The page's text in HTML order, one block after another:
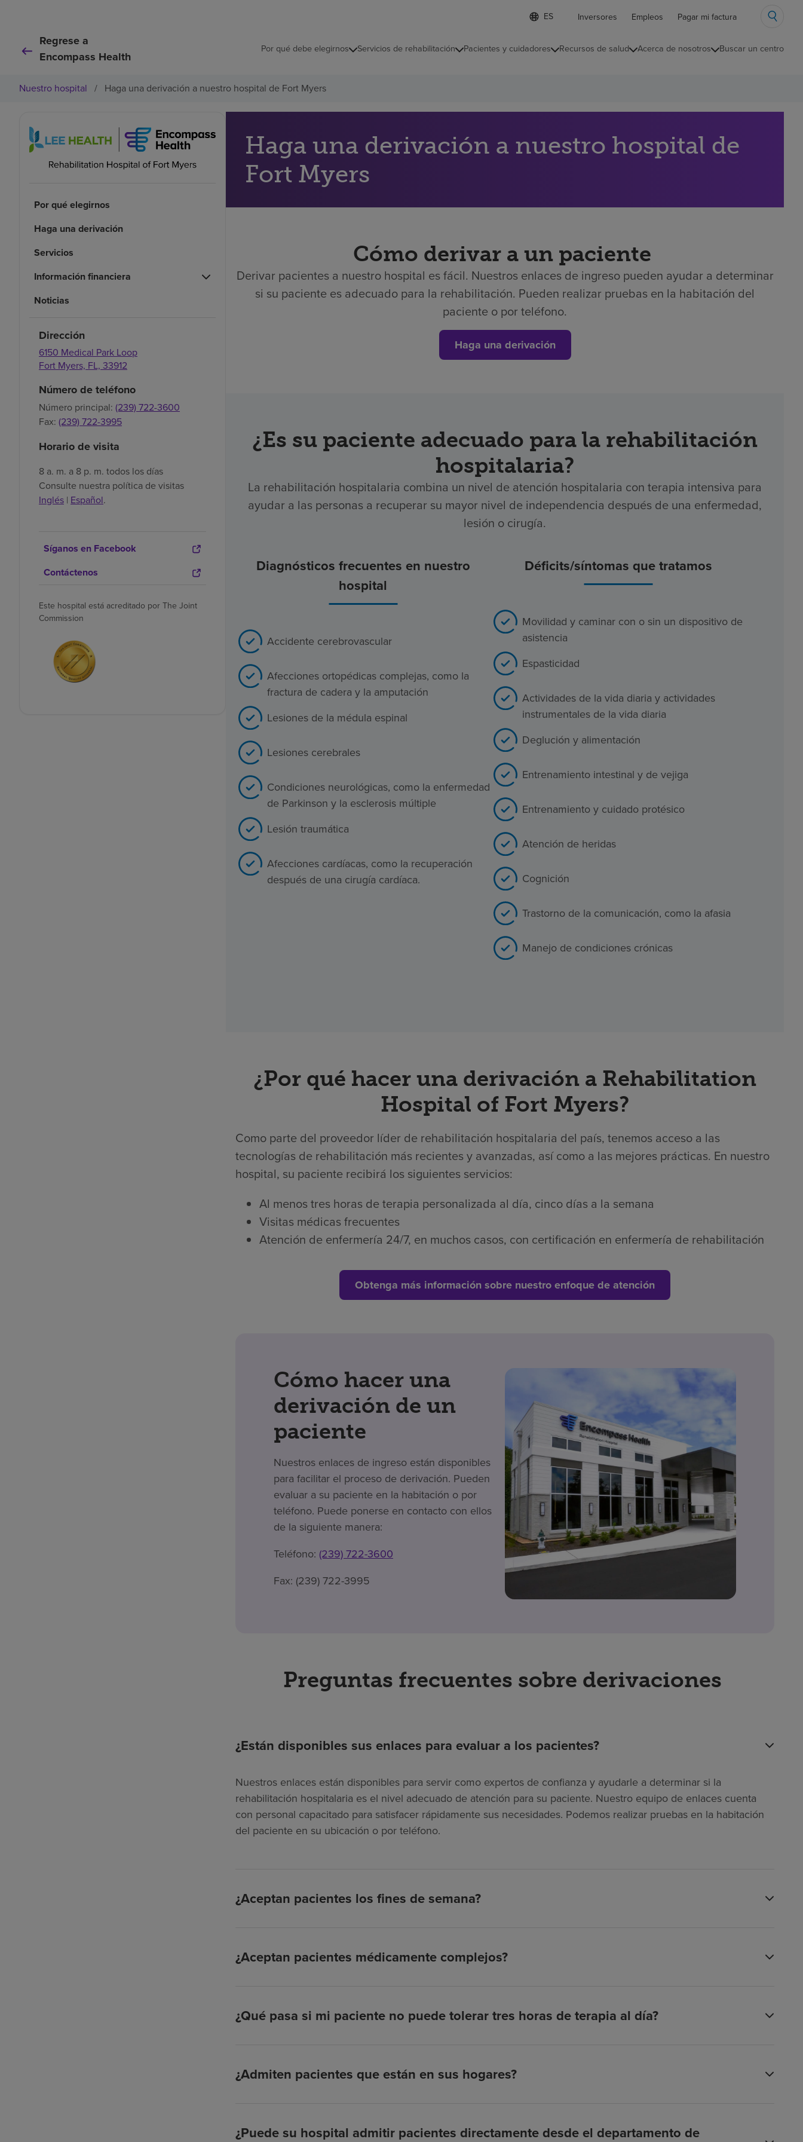
Lista
de
contraída
d
o
e
i
Inversores Empleos Pagar mi factura
Regrese a
Encompass Health
Por qué debe elegirnos Servicios de rehabilitación Pacientes y cuidadores Recursos de salud Acerca de nosotros Buscar un centro
Nuestro hospital / Haga una derivación a nuestro hospital de Fort Myers
Por qué elegirnos
Haga una derivación
Servicios
Información financiera
Noticias
Dirección
6150 Medical Park Loop
Fort Myers, FL, 33912
Número de teléfono
Número principal: (239) 722-3600
Fax: (239) 722-3995
Horario de visita
8 a. m. a 8 p. m. todos los días
Consulte nuestra política de visitas
Inglés | Español.
Síganos en Facebook
Contáctenos
Este hospital está acreditado por The Joint
Commission
Haga una derivación a nuestro hospital de
Fort Myers
Cómo derivar a un paciente
Derivar pacientes a nuestro hospital es fácil. Nuestros enlaces de ingreso pueden ayudar a determinar
si su paciente es adecuado para la rehabilitación. Pueden realizar pruebas en la habitación del
paciente o por teléfono.
Haga una derivación
¿Es su paciente adecuado para la rehabilitación
hospitalaria?
La rehabilitación hospitalaria combina un nivel de atención hospitalaria con terapia intensiva para
ayudar a las personas a recuperar su mayor nivel de independencia después de una enfermedad,
lesión o cirugía.
Diagnósticos frecuentes en nuestro
hospital
Accidente cerebrovascular
Afecciones ortopédicas complejas, como la
fractura de cadera y la amputación
Lesiones de la médula espinal
Lesiones cerebrales
Condiciones neurológicas, como la enfermedad
de Parkinson y la esclerosis múltiple
Lesión traumática
Afecciones cardíacas, como la recuperación
después de una cirugía cardíaca.
Déficits/síntomas que tratamos
Movilidad y caminar con o sin un dispositivo de
asistencia
Espasticidad
Actividades de la vida diaria y actividades
instrumentales de la vida diaria
Deglución y alimentación
Entrenamiento intestinal y de vejiga
Entrenamiento y cuidado protésico
Atención de heridas
Cognición
Trastorno de la comunicación, como la afasia
Manejo de condiciones crónicas
¿Por qué hacer una derivación a Rehabilitation
Hospital of Fort Myers?
Como parte del proveedor líder de rehabilitación hospitalaria del país, tenemos acceso a las
tecnologías de rehabilitación más recientes y avanzadas, así como a las mejores prácticas. En nuestro
hospital, su paciente recibirá los siguientes servicios:
Al menos tres horas de terapia personalizada al día, cinco días a la semana
Visitas médicas frecuentes
Atención de enfermería 24/7, en muchos casos, con certificación en enfermería de rehabilitación
Obtenga más información sobre nuestro enfoque de atención
Cómo hacer una
derivación de un
paciente
Nuestros enlaces de ingreso están disponibles
para facilitar el proceso de derivación. Pueden
evaluar a su paciente en la habitación o por
teléfono. Puede ponerse en contacto con ellos
de la siguiente manera:
Teléfono: (239) 722-3600
Fax: (239) 722-3995
Preguntas frecuentes sobre derivaciones
¿Están disponibles sus enlaces para evaluar a los pacientes?
Nuestros enlaces están disponibles para servir como expertos de confianza y ayudarle a determinar si la
rehabilitación hospitalaria es el nivel adecuado de atención para su paciente. Nuestro equipo de enlaces cuenta
con personal capacitado para satisfacer rápidamente sus necesidades. Podemos realizar pruebas en la habitación
del paciente en su ubicación o por teléfono.
¿Aceptan pacientes los fines de semana?
¿Aceptan pacientes médicamente complejos?
¿Qué pasa si mi paciente no puede tolerar tres horas de terapia al día?
¿Admiten pacientes que están en sus hogares?
¿Puede su hospital admitir pacientes directamente desde el departamento de